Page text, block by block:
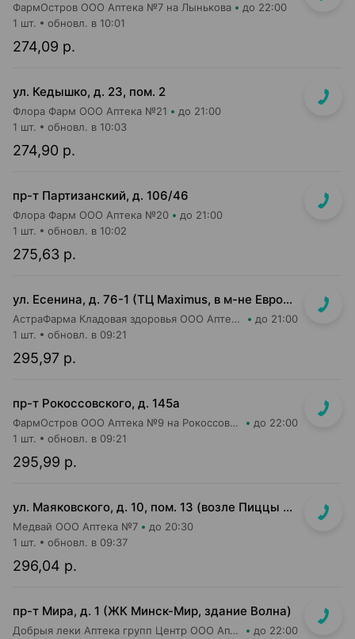
ФармОстров ООО Аптека №7 на Лынькова до 22:00
274,09 р.
1 шт. обновл. в 10:01
ул. Кедышко, д. 23, пом. 2
Флора Фарм ООО Аптека №21 до 21:00
274,90 р.
1 шт. обновл. в 10:03
пр-т Партизанский, д. 106/46
Флора Фарм ООО Аптека №20 до 21:00
275,63 р.
1 шт. обновл. в 10:02
ул. Есенина, д. 76-1 (ТЦ Maximus, в м-не Евроопт Super)
АстраФарма Кладовая здоровья ООО Аптека №9 до 21:00
295,97 р.
1 шт. обновл. в 09:21
пр-т Рокоссовского, д. 145а
ФармОстров ООО Аптека №9 на Рокоссовского до 22:00
295,99 р.
1 шт. обновл. в 09:21
ул. Маяковского, д. 10, пом. 13 (возле Пиццы Мании)
Медвай ООО Аптека №7 до 20:30
296,04 р.
1 шт. обновл. в 09:37
пр-т Мира, д. 1 (ЖК Минск-Мир, здание Волна)
Добрыя леки Аптека групп Центр ООО Аптека №95 до 22:00